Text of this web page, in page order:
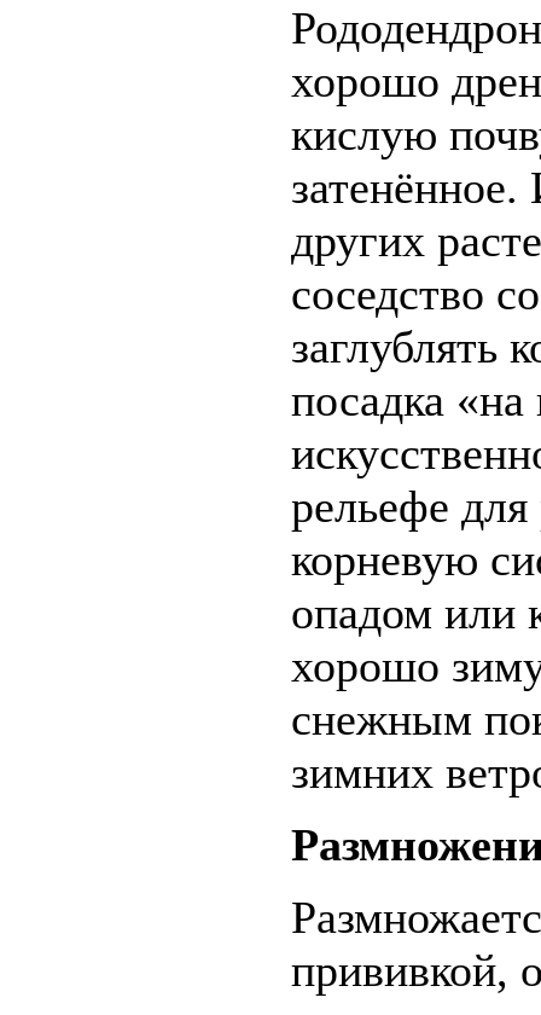
хорошо
кислую
других
соседство
заглублять
посадка «на
рельефе
корневую
опадом или
хорошо
снежным
зимних
прививкой,